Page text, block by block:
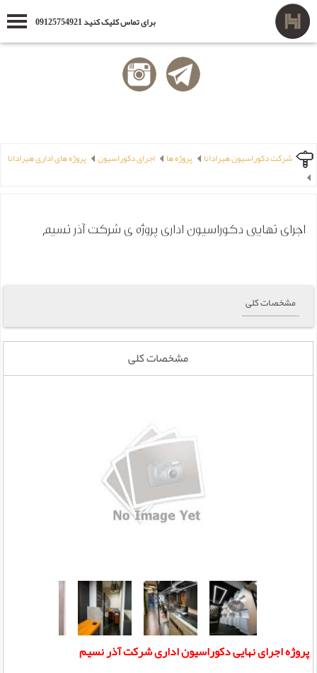
برای تماس کلیک کنید 09125754921
شرکت دکوراسیون هیرادانا پروژه ها اجرای دکوراسیون پروژه های اداری هیرادانا
اجرای نهایی دکوراسیون اداری پروژه ی شرکت آذر نسیم
مشخصات کلی
مشخصات کلی
پروژه اجرای نهایی دکوراسیون اداری شرکت آذر نسیم